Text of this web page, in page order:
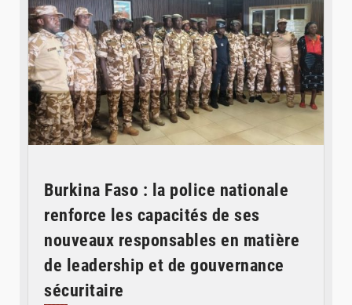
Burkina Faso : la police nationale
renforce les capacités de ses
nouveaux responsables en matière
de leadership et de gouvernance
sécuritaire